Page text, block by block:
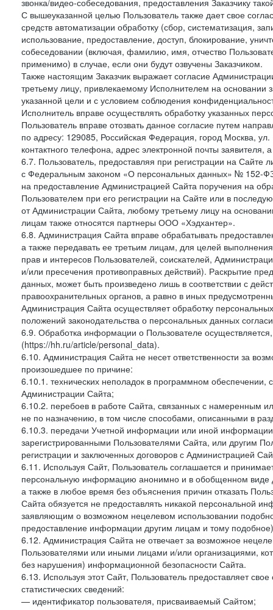
звонка/видео-собеседования, предоставления Заказчику
С вышеуказанной целью Пользователь также дает свое
средств автоматизации обработку (сбор, систематизация,
использование, предоставление, доступ, блокирование,
собеседовании (включая, фамилию, имя, отчество
применимо) в случае, если они будут озвучены Заказчиком.
Также настоящим Заказчик выражает согласие
третьему лицу, привлекаемому Исполнителем на основании
указанной цели и с условием соблюдения
Исполнитель вправе осуществлять обработку указанных
Пользователь вправе отозвать данное согласие путем
по адресу: 129085, Российская Федерация, город Москва,
контактного телефона, адрес электронной почты
6.7. Пользователь, предоставляя при регистрации на
с Федеральным законом «О персональных данных» № 152-
на предоставление Администрацией Сайта поручения на
Пользователем при его регистрации на Сайте или в
от Администрации Сайта, любому третьему лицу на
лицам также относятся партнеры ООО «Хэдхантер».
6.8. Администрация Сайта вправе обрабатывать
а также передавать ее третьим лицам, для целей
прав и интересов Пользователей, соискателей,
и/или пресечения противоправных действий). Раскрытие
данных, может быть произведено лишь в соответствии с
правоохранительных органов, а равно в иных
Администрация Сайта осуществляет обработку
положений законодательства о персональных данных
6.9. Обработка информации о Пользователе
(https://hh.ru/article/personal_data).
6.10. Администрация Сайта не несет ответственности за
произошедшее по причине:
6.10.1. технических неполадок в программном
Администрации Сайта;
6.10.2. перебоев в работе Сайта, связанных с намеренным
не по назначению, в том числе способами, описанными в
6.10.3. передачи Учетной информации или иной
зарегистрированными Пользователями Сайта, или другим
регистрации и заключенных договоров с Администрацией
6.11. Используя Сайт, Пользователь соглашается и
персональную информацию анонимно и в обобщенном виде
а также в любое время без объяснения причин отказать
Сайта обязуется не предоставлять никакой персональной
заявляющим о возможном нецелевом использовании
предоставление информации другим лицам и тому
6.12. Администрация Сайта не отвечает за возможное
Пользователями или иными лицами и/или организациями,
без нарушения) информационной безопасности Сайта.
6.13. Используя этот Сайт, Пользователь предоставляет
статистических сведений:
— идентификатор пользователя, присваиваемый Сайтом;